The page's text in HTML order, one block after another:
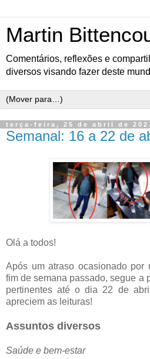
Martin
Comentários, reflexões e
diversos visando fazer deste
terça-feira, 25 de abril de
Semanal: 16 a 22 de
Olá a todos!
Após um atraso ocasionado por
fim de semana passado, segue a
pertinentes até o dia 22 de
apreciem as leituras!
Assuntos diversos
Saúde e bem-estar